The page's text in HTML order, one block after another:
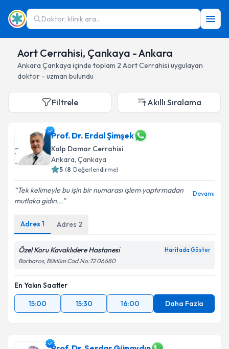
Doktor, klinik ara...
Aort Cerrahisi, Çankaya - Ankara
Ankara Çankaya içinde toplam 2 Aort Cerrahisi uygulayan
doktor - uzman bulundu
Filtrele Akıllı Sıralama
Prof. Dr. Erdal Şimşek
Kalp Damar Cerrahisi
Ankara, Çankaya
5 (8 Değerlendirme)
Tek kelimeyle bu işin bir numarası işlem yaptırmadan
mutlaka gidin...
Devamı
Adres 1 Adres 2
Özel Koru Kavaklıdere Hastanesi Haritada Göster
Barbaros, Büklüm Cad.No:72 06680
En Yakın Saatler
15:00
15:30 16:00 Daha Fazla